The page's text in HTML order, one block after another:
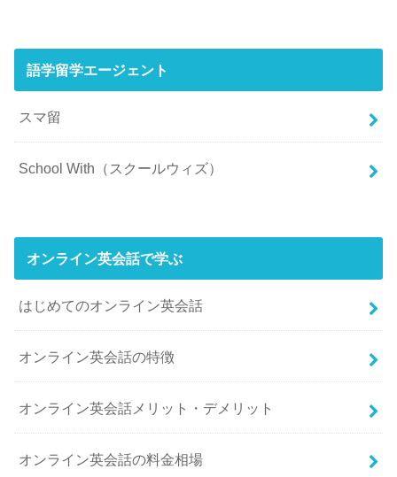
語学留学エージェント
スマ留
School With（スクールウィズ）
オンライン英会話で学ぶ
はじめてのオンライン英会話
オンライン英会話の特徴
オンライン英会話メリット・デメリット
オンライン英会話の料金相場